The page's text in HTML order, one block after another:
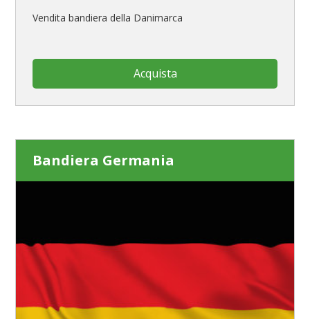
Vendita bandiera della Danimarca
Acquista
Bandiera Germania